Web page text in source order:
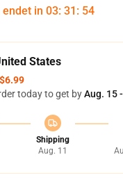
endet in 03: 31 : 53
States
$6.99
today to get byAug. 15
Shipping
Aug. 11